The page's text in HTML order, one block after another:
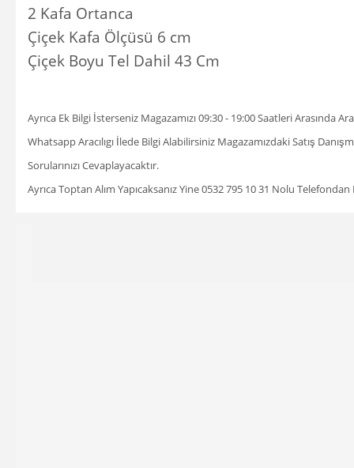
2 Kafa Ortanca
Çiçek Kafa Ölçüsü 6 cm
Çiçek Boyu Tel Dahil 43 Cm
Ayrıca Ek Bilgi İsterseniz Magazamızı 09:30 - 19:00 Saatleri Arasında
Whatsapp Aracılıgı İlede Bilgi Alabilirsiniz Magazamızdaki Satış
Sorularınızı Cevaplayacaktır.
Ayrıca Toptan Alım Yapıcaksanız Yine 0532 795 10 31 Nolu